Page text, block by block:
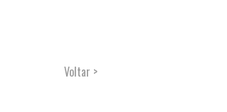
Voltar >